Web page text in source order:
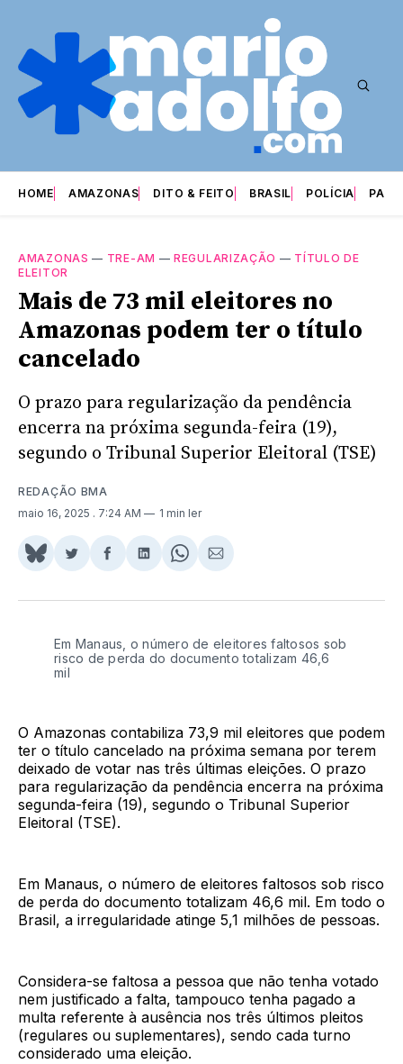
HOME AMAZONAS DITO & FEITO BRASIL POLÍCIA
AMAZONAS — TRE-AM —REGULARIZAÇÃO — TÍTULO DE
ELEITOR
Mais de 73 mil eleitores no
Amazonas podem ter o título
cancelado
O prazo para regularização da pendência
encerra na próxima segunda-feira (19),
segundo o Tribunal Superior Eleitoral (TSE)
REDAÇÃO BMA
maio 16, 2025 . 7:24 AM 1 min ler
Share
BlueSky
Compartilhar
Twitter
Compartilhar
Facebook
Compartilhar
LinkedIn
Share
WhatsApp
Compartilhar
Email
Em Manaus, o número de eleitores faltosos sob
risco de perda do documento totalizam 46,6
mil
O Amazonas contabiliza 73,9 mil eleitores que podem
ter o título cancelado na próxima semana por terem
deixado de votar nas três últimas eleições. O prazo
para regularização da pendência encerra na próxima
segunda-feira (19), segundo o Tribunal Superior
Eleitoral (TSE).
Em Manaus, o número de eleitores faltosos sob risco
de perda do documento totalizam 46,6 mil. Em todo o
Brasil, a irregularidade atinge 5,1 milhões de pessoas.
Considera-se faltosa a pessoa que não tenha votado
nem justificado a falta, tampouco tenha pagado a
multa referente à ausência nos três últimos pleitos
(regulares ou suplementares), sendo cada turno
considerado uma eleição.